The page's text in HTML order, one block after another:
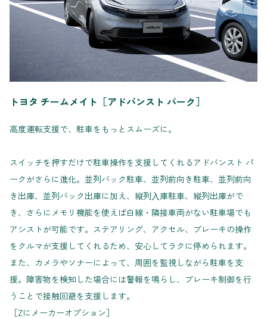
トヨタ チームメイト［アドバンスト パーク］
高度運転支援で、駐車をもっとスムーズに。
スイッチを押すだけで駐車操作を支援してくれるアドバンスト パ
ークがさらに進化。並列バック駐⾞、並列前向き駐⾞、並列前向
き出庫、並列バック出庫に加え、縦列⼊庫駐⾞、縦列出庫がで
き、さらにメモリ機能を使えば白線・隣接車両がない駐車場でも
アシストが可能です。ステアリング、アクセル、ブレーキの操作
をクルマが支援してくれるため、安心してラクに停められます。
また、カメラやソナーによって、周囲を監視しながら駐車を支
援。障害物を検知した場合には警報を鳴らし、ブレーキ制御を行
うことで接触回避を支援します。
［Zにメーカーオプション］